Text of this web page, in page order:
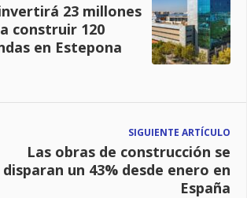
23 millones
construir 120
en Estepona
SIGUIENTE ARTÍCULO
Las obras de construcción se
disparan un 43% desde enero en
España